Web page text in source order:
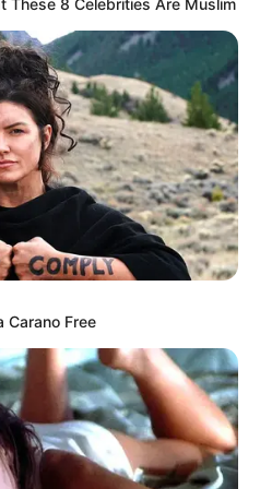
Εφημερίδες και ΜΜΕ που
χρηματοδοτούνται από τον
George Soros
Carano Free